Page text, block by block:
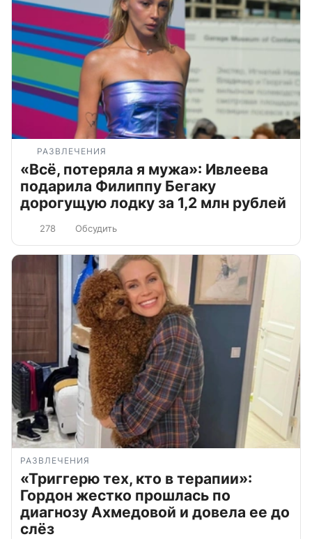
РАЗВЛЕЧЕНИЯ
«Всё, потеряла я мужа»: Ивлеева
подарила Филиппу Бегаку
дорогущую лодку за 1,2 млн рублей
278 Обсудить
РАЗВЛЕЧЕНИЯ
«Триггерю тех, кто в терапии»:
Гордон жестко прошлась по
диагнозу Ахмедовой и довела ее до
слёз